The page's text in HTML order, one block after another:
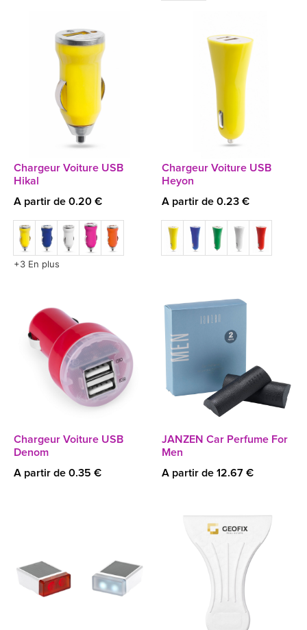
Chargeur Voiture USB
Hikal
A partir de 0.20 €
+3 En plus
Chargeur Voiture USB
Heyon
A partir de 0.23 €
Chargeur Voiture USB
Denom
A partir de 0.35 €
JANZEN Car Perfume For
Men
A partir de 12.67 €